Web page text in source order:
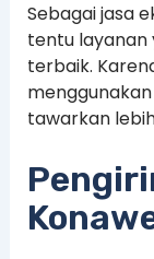
Sebagai jasa
tentu layanan
terbaik.
tawarkan